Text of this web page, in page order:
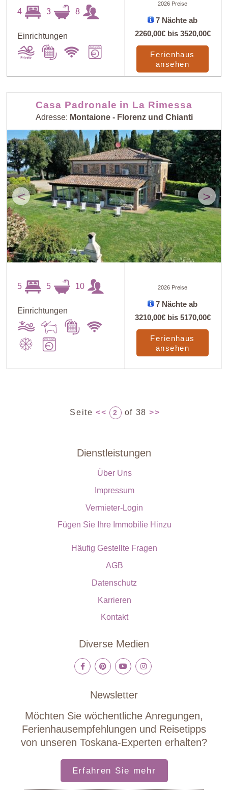
4 3 8
Einrichtungen
2026 Preise
7 Nächte ab
2260,00€bis 3520,00€
Ferienhaus
ansehen
Casa Padronale in La Rimessa
Adresse: Montaione - Florenz und Chianti
< >
5 5 10
Einrichtungen
2026 Preise
7 Nächte ab
3210,00€bis 5170,00€
Ferienhaus
ansehen
Seite << 2 of 38 >>
Dienstleistungen
Über Uns
Impressum
Vermieter-Login
Fügen Sie Ihre Immobilie Hinzu
Häufig Gestellte Fragen
AGB
Datenschutz
Karrieren
Kontakt
Diverse Medien
Newsletter
Möchten Sie wöchentliche Anregungen,
Ferienhausempfehlungen und Reisetipps
von unseren Toskana-Experten erhalten?
Erfahren Sie mehr